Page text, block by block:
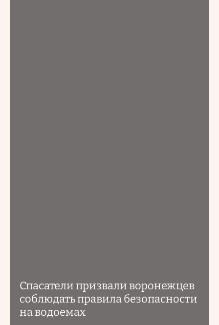
Спасатели призвали воронежцев
соблюдать правила безопасности
на водоемах